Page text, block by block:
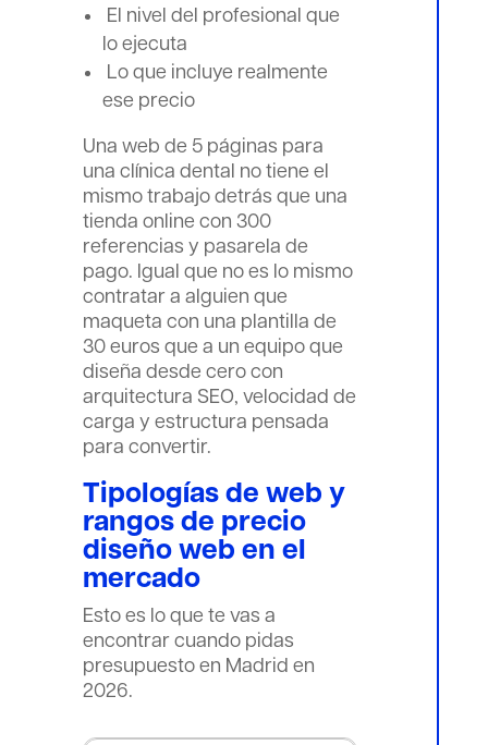
El nivel del profesional que
lo ejecuta
Lo que incluye realmente
ese precio
Una web de 5 páginas para
una clínica dental no tiene el
mismo trabajo detrás que una
tienda online con 300
referencias y pasarela de
pago. Igual que no es lo mismo
contratar a alguien que
maqueta con una plantilla de
30 euros que a un equipo que
diseña desde cero con
arquitectura SEO, velocidad de
carga y estructura pensada
para convertir.
Tipologías de web y
rangos de precio
diseño web en el
mercado
Esto es lo que te vas a
encontrar cuando pidas
presupuesto en Madrid en
2026.